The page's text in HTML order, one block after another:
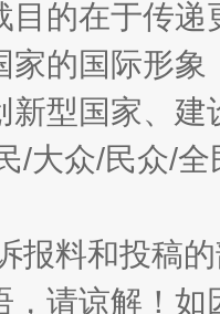
如何以
目的在于传
家的国际形
新型国家、
/大众/民众/
报料和投稿
，请谅解！